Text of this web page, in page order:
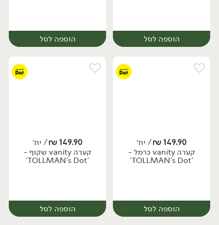
הוספה לסל
יח׳
הוספה לסל
יח׳
149.90
₪/ יח׳
קערה vanity כרמל -
'TOLLMAN's Dot'
הוספה לסל
149.90
₪/ יח׳
קערה vanity שקוף -
'TOLLMAN's Dot'
הוספה לסל